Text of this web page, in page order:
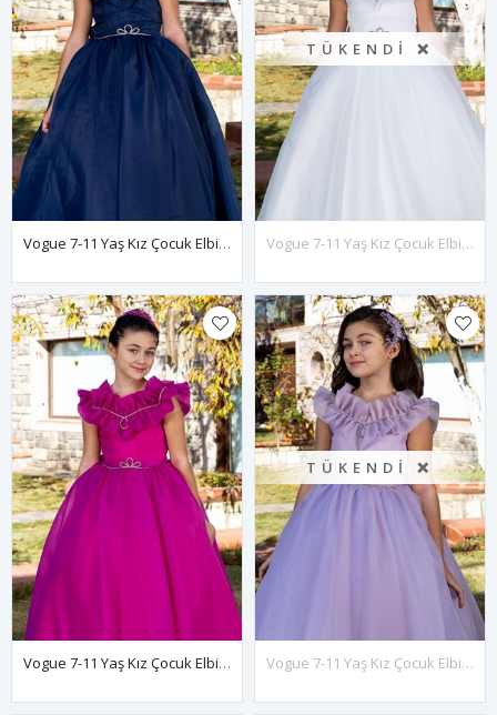
Vogue 7-11 Yaş Kız Çocuk Elbise 30086 Lacivert
TÜKENDI ❌
Vogue 7-11 Yaş Kız Çocuk Elbise 30086 Kırık Beyaz
Vogue 7-11 Yaş Kız Çocuk Elbise 30086 Fuşya
TÜKENDI ❌
Vogue 7-11 Yaş Kız Çocuk Elbise 30086 Lila